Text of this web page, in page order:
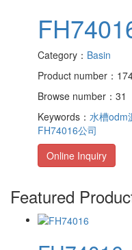
Category： Basin
Product number：
Browse number：31
Keywords： 水槽odm
FH74016公司
Online Inquiry
Featured